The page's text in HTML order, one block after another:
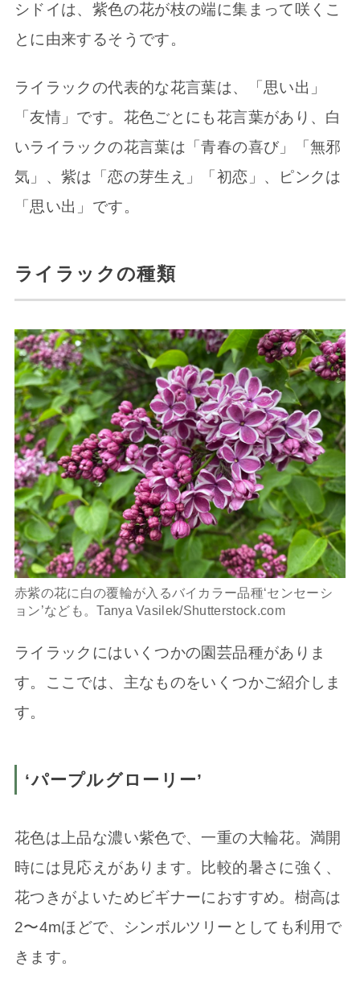
シドイは、紫色の花が枝の端に集まって咲くこ
とに由来するそうです。
ライラックの代表的な花言葉は、「思い出」
「友情」です。花色ごとにも花言葉があり、白
いライラックの花言葉は「青春の喜び」「無邪
気」、紫は「恋の芽生え」「初恋」、ピンクは
「思い出」です。
ライラックの種類
赤紫の花に白の覆輪が入るバイカラー品種‘センセーシ
ョン’なども。Tanya Vasilek/Shutterstock.com
ライラックにはいくつかの園芸品種がありま
す。ここでは、主なものをいくつかご紹介しま
す。
‘パープルグローリー’
花色は上品な濃い紫色で、一重の大輪花。満開
時には見応えがあります。比較的暑さに強く、
花つきがよいためビギナーにおすすめ。樹高は
2〜4mほどで、シンボルツリーとしても利用で
きます。